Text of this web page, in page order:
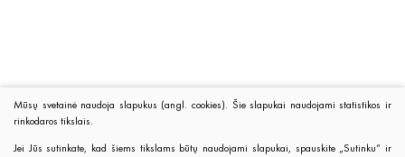
Mūsų svetainė naudoja slapukus (angl. cookies). Šie slapukai naudojami statistikos ir
rinkodaros tikslais.
Jei Jūs sutinkate, kad šiems tikslams būtų naudojami slapukai, spauskite „Sutinku“ ir